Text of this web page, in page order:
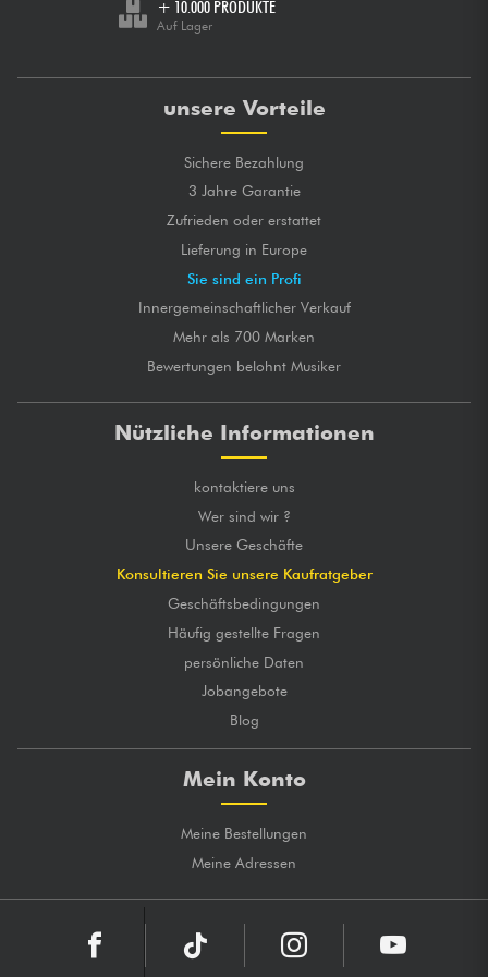
+ 10.000 PRODUKTE
Auf Lager
unsere Vorteile
Sichere Bezahlung
3 Jahre Garantie
Zufrieden oder erstattet
Lieferung in Europe
Sie sind ein Profi
Innergemeinschaftlicher Verkauf
Mehr als 700 Marken
Bewertungen belohnt Musiker
Nützliche Informationen
kontaktiere uns
Wer sind wir ?
Unsere Geschäfte
Konsultieren Sie unsere Kaufratgeber
Geschäftsbedingungen
Häufig gestellte Fragen
persönliche Daten
Jobangebote
Blog
Mein Konto
Meine Bestellungen
Meine Adressen